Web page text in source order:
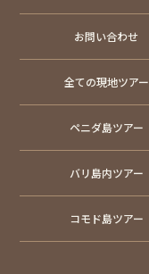
お問い合わせ
全ての現地ツアー
ペニダ島ツアー
バリ島内ツアー
コモド島ツアー